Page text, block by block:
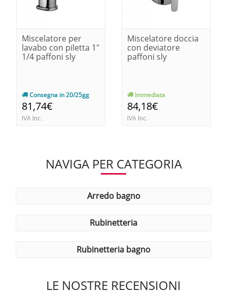
Miscelatore per
lavabo con piletta 1"
1/4 paffoni sly
Consegna in 20/25gg
81,74€
IVA Inc.
Miscelatore doccia
con deviatore
paffoni sly
Immediata
84,18€
IVA Inc.
NAVIGA PER CATEGORIA
arredo bagno
rubinetteria
rubinetteria bagno
LE NOSTRE RECENSIONI